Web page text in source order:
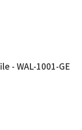
- WAL-1001-GE